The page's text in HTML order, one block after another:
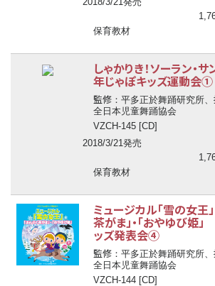
保育教材
しゃかりき！ソーラン・
年じゃぽキッズ運動会①
監修 ：平多正於舞踊研究所、
全日本児童舞踊協会
VZCH-145 [CD]
2018/3/21発売
保育教材
ミュージカル「雪の女王」
茶がま」・「おやゆび姫
ッズ発表会④
監修 ：平多正於舞踊研究所、
全日本児童舞踊協会
VZCH-144 [CD]